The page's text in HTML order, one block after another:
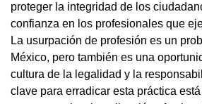
proteger la integridad de los
confianza en los profesionales que
La usurpación de profesión es un
México, pero también es una
cultura de la legalidad y la
clave para erradicar esta práctica